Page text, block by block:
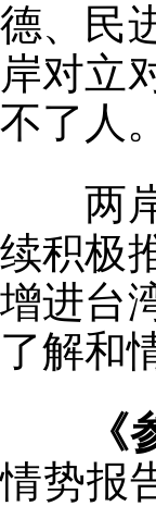
德、民
岸对立
不了人。
两岸
续积极
增进台
了解和
情势报